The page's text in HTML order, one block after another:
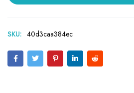
SKU: 40d3caa384ec